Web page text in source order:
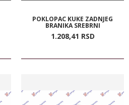
POKLOPAC KUKE ZADNJEG
BRANIKA SREBRNI
1.208,41 RSD